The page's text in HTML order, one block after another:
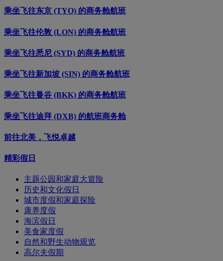
乘坐飞往东京 (TYO) 的商务舱航班
乘坐飞往伦敦 (LON) 的商务舱航班
乘坐飞往悉尼 (SYD) 的商务舱航班
乘坐飞往新加坡 (SIN) 的商务舱航班
乘坐飞往曼谷 (BKK) 的商务舱航班
乘坐飞往迪拜 (DXB) 的航班商务舱
前往北美，飞悦卓越
精彩假日
主题公园和家庭大冒险
历史和文化假日
城市度假和家庭探险
康养度假
海滨假日
美食家度假
自然和野生动物观览
高尔夫假期